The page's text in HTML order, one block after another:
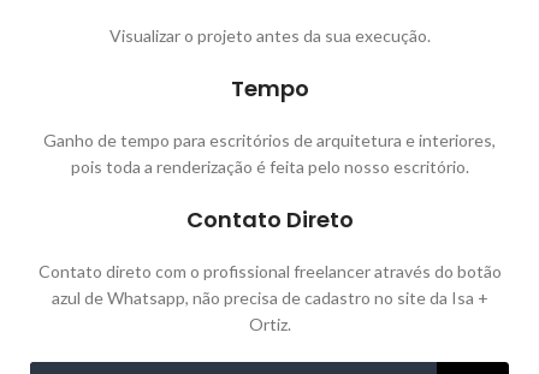
Visualizar o projeto antes da sua execução.
Tempo
Ganho de tempo para escritórios de arquitetura e interiores,
pois toda a renderização é feita pelo nosso escritório.
Contato Direto
Contato direto com o profissional freelancer através do botão
azul de Whatsapp, não precisa de cadastro no site da Isa +
Ortiz.